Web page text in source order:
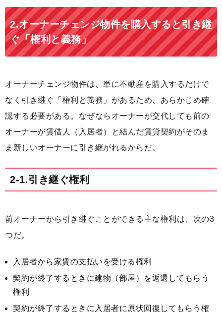
2.オーナーチェンジ物件を購入すると引き継
ぐ「権利と義務」
オーナーチェンジ物件は、単に不動産を購入するだけで
なく引き継ぐ「権利と義務」があるため、あらかじめ確
認する必要がある。なぜならオーナーが交代しても前の
オーナーが賃借人（入居者）と結んだ賃貸契約がそのま
ま新しいオーナーに引き継がれるからだ。
2-1.引き継ぐ権利
前オーナーから引き継ぐことができる主な権利は、次の3
つだ。
入居者から家賃の支払いを受ける権利
契約が終了するときに建物（部屋）を返還してもらう
権利
契約が終了するときに入居者に原状回復してもらう権